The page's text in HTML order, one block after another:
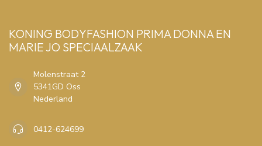
KONING BODYFASHION PRIMA DONNA EN
MARIE JO SPECIAALZAAK
Molenstraat 2
5341GD Oss
Nederland
0412-624699